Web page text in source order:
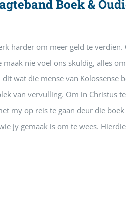
Boek &
harder om meer geld te verdien.
nie voel ons skuldig, alles
wat die mense van Kolossense
van vervulling. Om in Christus
my op reis te gaan deur die
jy gemaak is om te wees.